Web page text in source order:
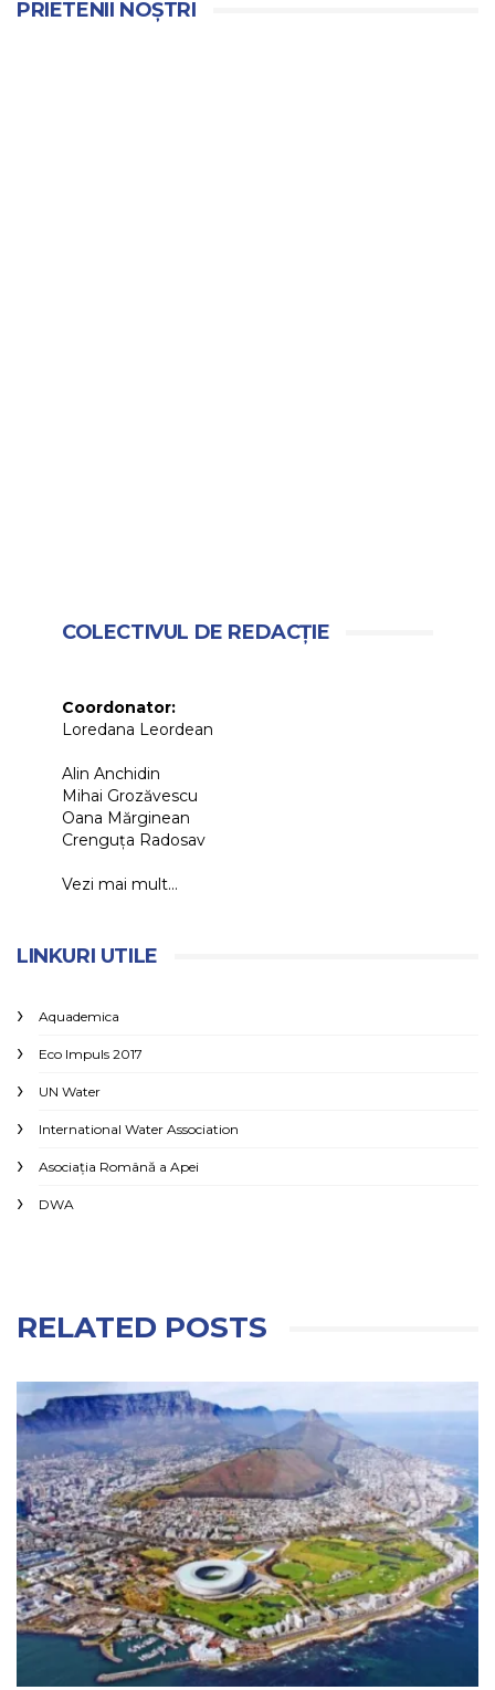
PRIETENII NOȘTRI
COLECTIVUL DE REDACȚIE
Coordonator:
Loredana Leordean
Alin Anchidin
Mihai Grozăvescu
Oana Mărginean
Crenguța Radosav
Vezi mai mult...
LINKURI UTILE
Aquademica
Eco Impuls 2017
UN Water
International Water Association
Asociaţia Română a Apei
DWA
RELATED POSTS